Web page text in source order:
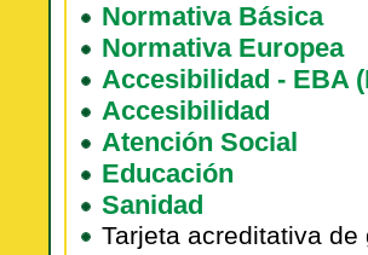
Normativa Básica
Normativa Europea
Accesibilidad - EBA
Accesibilidad
Atención Social
Educación
Sanidad
Tarjeta acreditativa